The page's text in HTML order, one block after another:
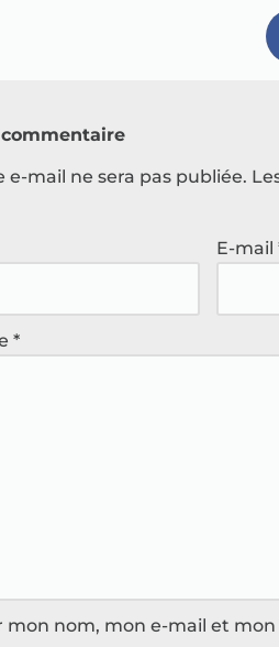
e-mail ne sera pas publiée.
E-mail
*
mon nom, mon e-mail et